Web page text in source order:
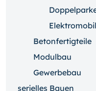
Betonfertigteile
Modulbau
Gewerbebau
serielles Bauen